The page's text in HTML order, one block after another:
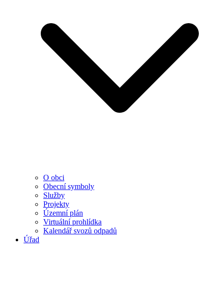
O obci
Obecní symboly
Služby
Projekty
Územní plán
Virtuální prohlídka
Kalendář svozů odpadů
Úřad